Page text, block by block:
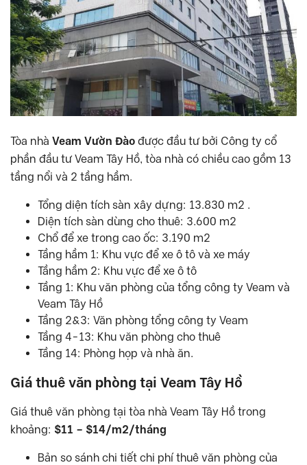
Tòa nhà Veam Vườn Đào được đầu tư bởi Công ty cổ
phần đầu tư Veam Tây Hồ, tòa nhà có chiều cao gồm 13
tầng nổi và 2 tầng hầm.
Tổng diện tích sàn xây dựng: 13.830 m2 .
Diện tích sàn dùng cho thuê: 3.600 m2
Chổ để xe trong cao ốc: 3.190 m2
Tầng hầm 1: Khu vực để xe ô tô và xe máy
Tầng hầm 2: Khu vực để xe ô tô
Tầng 1: Khu văn phòng của tổng công ty Veam và
Veam Tây Hồ
Tầng 2&3: Văn phòng tổng công ty Veam
Tầng 4-13: Khu văn phòng cho thuê
Tầng 14: Phòng họp và nhà ăn.
Giá thuê văn phòng tại Veam Tây Hồ
Giá thuê văn phòng tại tòa nhà Veam Tây Hồ trong
khoảng: $11 – $14/m2/tháng
Bản so sánh chi tiết chi phí thuê văn phòng của